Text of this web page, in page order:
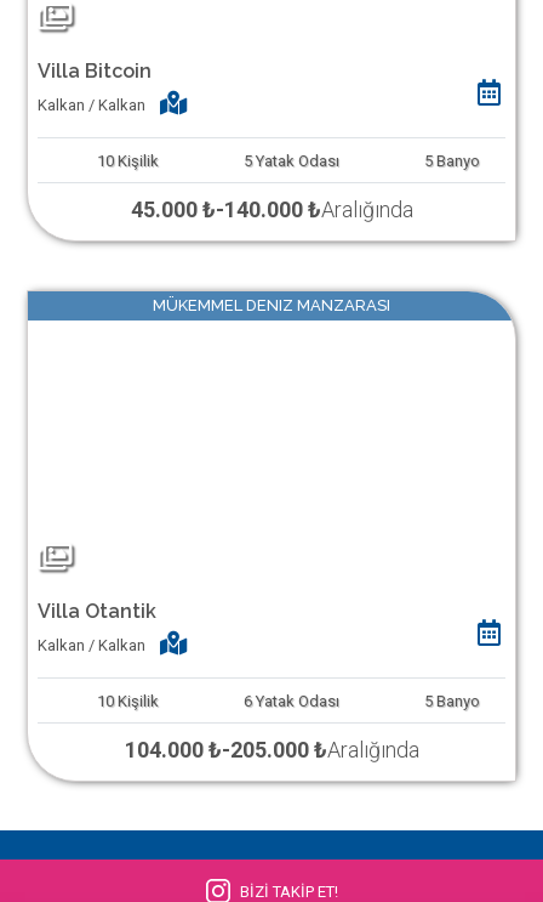
Villa Bitcoin
Kalkan / Kalkan
10 Kişilik 5 Yatak Odası 5 Banyo
45.000 ₺-140.000 ₺Aralığında
MÜKEMMEL DENIZ MANZARASI
Villa Otantik
Kalkan / Kalkan
10 Kişilik 6 Yatak Odası 5 Banyo
104.000 ₺-205.000 ₺Aralığında
BİZİ TAKİP ET!